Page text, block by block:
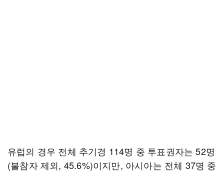
유럽의 경우 전체 추기경 114명 중 투표권자는 52명
(불참자 제외, 45.6%)이지만, 아시아는 전체 37명 중